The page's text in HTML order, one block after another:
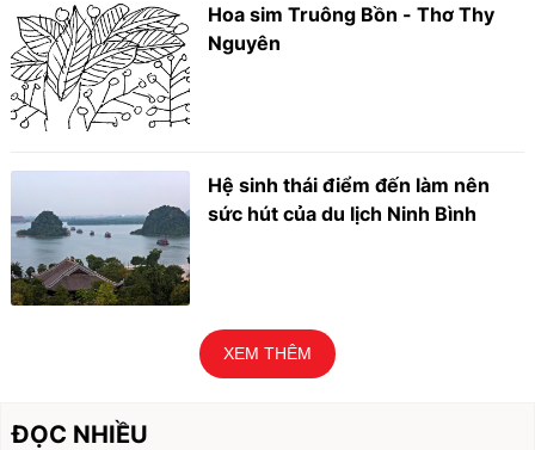
Hoa sim Truông Bồn - Thơ Thy
Nguyên
Hệ sinh thái điểm đến làm nên
sức hút của du lịch Ninh Bình
XEM THÊM
ĐỌC NHIỀU